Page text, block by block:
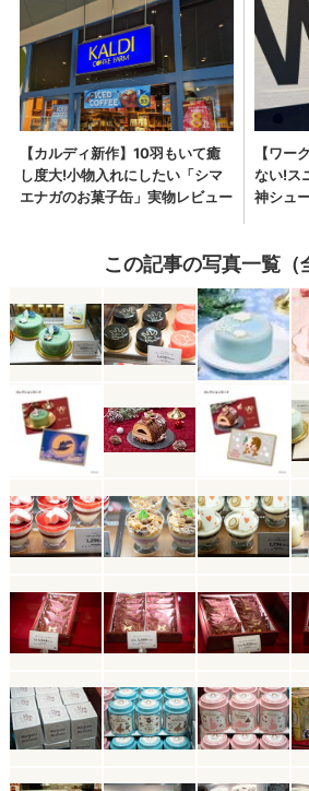
この記事の写真一覧（